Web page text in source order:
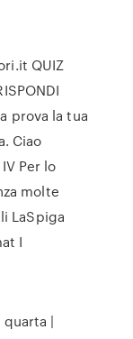
QUIZ
prova la tua
Ciao
Per lo
molte
LaSpiga
I
|